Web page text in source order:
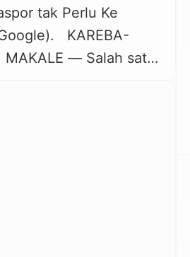
tak Perlu Ke
KAREBA-
MAKALE — Salah satu